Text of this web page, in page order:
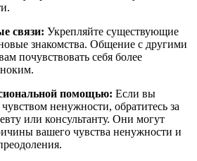
связи: Укрепляйте существующие
знакомства. Общение с другими
почувствовать себя более
помощью: Если вы
ненужности, обратитесь за
или консультанту. Они могут
вашего чувства ненужности и